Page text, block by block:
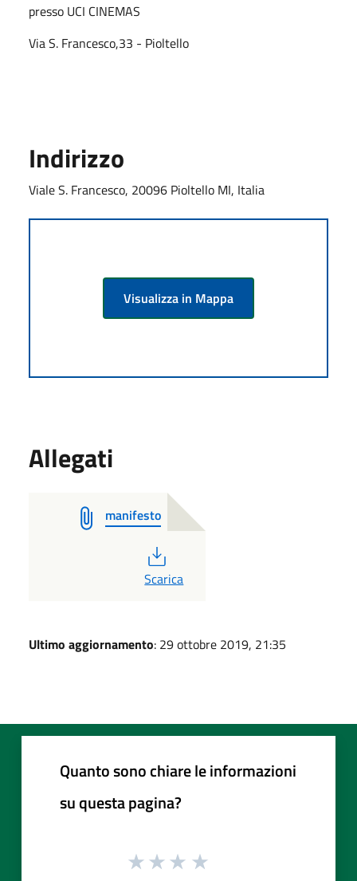
presso UCI CINEMAS
Via S. Francesco,33 - Pioltello
Indirizzo
Viale S. Francesco, 20096 Pioltello MI, Italia
Visualizza in Mappa
Allegati
manifesto
PDF
Scarica
Ultimo aggiornamento: 29 ottobre 2019, 21:35
Quanto sono chiare le informazioni
su questa pagina?